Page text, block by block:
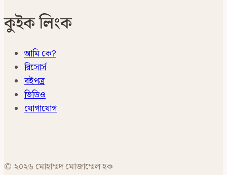
কুইক লিংক
আমি কে?
রিসোর্স
বইপত্র
ভিডিও
যোগাযোগ
© ২০২৬ মোহাম্মদ মোজাম্মেল হক